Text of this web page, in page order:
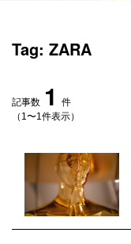
インタビュー
ニュース＆イベント
データ
SERVICE
初めての方へ
企業担当の方へ
Tag: ZARA
記事数 1
件
（1〜1件表示）